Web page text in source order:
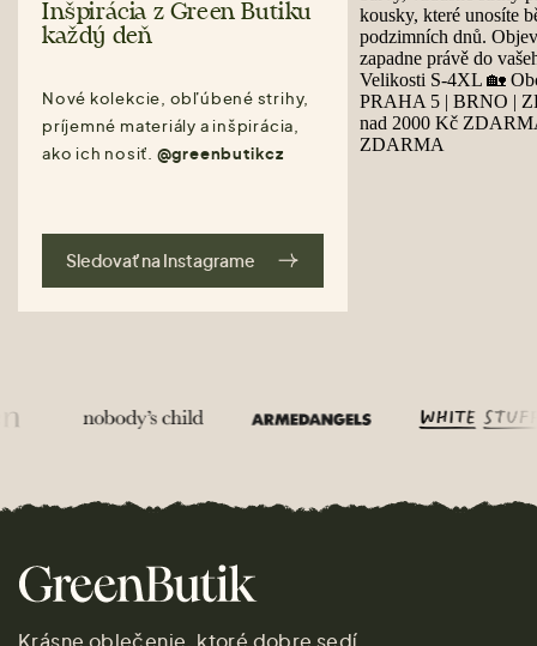
Inšpirácia z Green Butiku
každý deň
Nové kolekcie, obľúbené strihy,
príjemné materiály a inšpirácia,
ako ich nosiť. @greenbutikcz
Sledovať na Instagrame
Krásne oblečenie, ktoré dobre sedí.